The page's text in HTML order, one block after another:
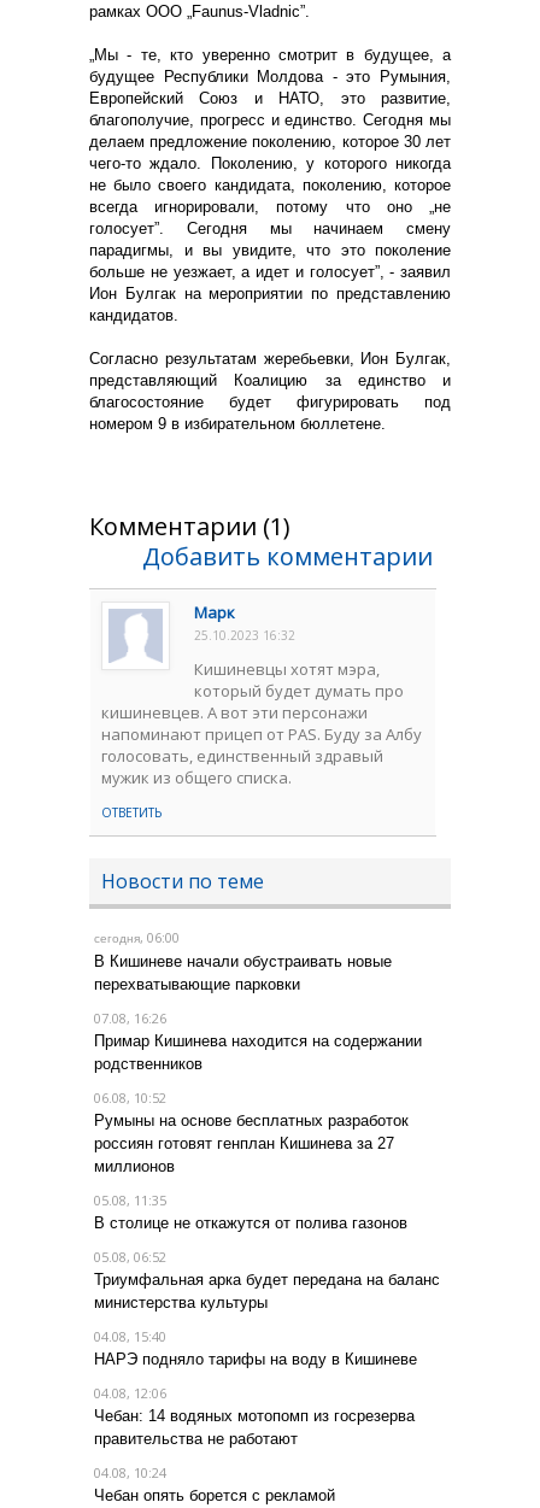
рамках ООО „Faunus-Vladnic”.
„Мы - те, кто уверенно смотрит в будущее, а
будущее Республики Молдова - это Румыния,
Европейский Союз и НАТО, это развитие,
благополучие, прогресс и единство. Сегодня мы
делаем предложение поколению, которое 30 лет
чего-то ждало. Поколению, у которого никогда
не было своего кандидата, поколению, которое
всегда игнорировали, потому что оно „не
голосует”. Сегодня мы начинаем смену
парадигмы, и вы увидите, что это поколение
больше не уезжает, а идет и голосует”, - заявил
Ион Булгак на мероприятии по представлению
кандидатов.
Согласно результатам жеребьевки, Ион Булгак,
представляющий Коалицию за единство и
благосостояние будет фигурировать под
номером 9 в избирательном бюллетене.
Комментарии (1)
Добавить комментарии
Марк
25.10.2023 16:32
Кишиневцы хотят мэра,
который будет думать про
кишиневцев. А вот эти персонажи
напоминают прицеп от PAS. Буду за Албу
голосовать, единственный здравый
мужик из общего списка.
ОТВЕТИТЬ
Новости по теме
сегодня, 06:00
В Кишиневе начали обустраивать новые
перехватывающие парковки
07.08, 16:26
Примар Кишинева находится на содержании
родственников
06.08, 10:52
Румыны на основе бесплатных разработок
россиян готовят генплан Кишинева за 27
миллионов
05.08, 11:35
В столице не откажутся от полива газонов
05.08, 06:52
Триумфальная арка будет передана на баланс
министерства культуры
04.08, 15:40
НАРЭ подняло тарифы на воду в Кишиневе
04.08, 12:06
Чебан: 14 водяных мотопомп из госрезерва
правительства не работают
04.08, 10:24
Чебан опять борется с рекламой